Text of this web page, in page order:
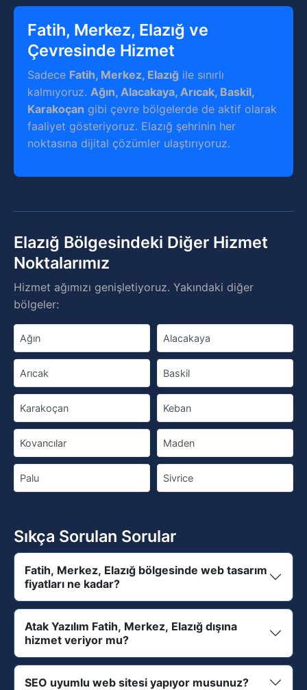
Fatih, Merkez, Elazığ ve
Çevresinde Hizmet
Sadece Fatih, Merkez, Elazığ ile sınırlı
kalmıyoruz. Ağın, Alacakaya, Arıcak, Baskil,
Karakoçan gibi çevre bölgelerde de aktif olarak
faaliyet gösteriyoruz. Elazığ şehrinin her
noktasına dijital çözümler ulaştırıyoruz.
Elazığ Bölgesindeki Diğer Hizmet
Noktalarımız
Hizmet ağımızı genişletiyoruz. Yakındaki diğer
bölgeler:
Ağın Alacakaya
Arıcak Baskil
Karakoçan Keban
Kovancılar Maden
Palu Sivrice
Sıkça Sorulan Sorular
Fatih, Merkez, Elazığ bölgesinde web tasarım
fiyatları ne kadar?
Atak Yazılım Fatih, Merkez, Elazığ dışına
hizmet veriyor mu?
SEO uyumlu web sitesi yapıyor musunuz?